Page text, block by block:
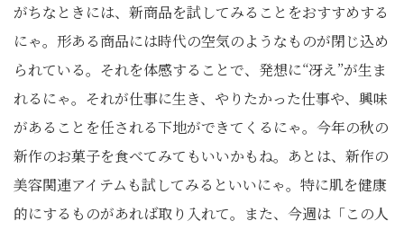
がちなときには、新商品を試してみることをおすすめする
にゃ。形ある商品には時代の空気のようなものが閉じ込め
られている。それを体感することで、発想に“冴え”が生ま
れるにゃ。それが仕事に生き、やりたかった仕事や、興味
があることを任される下地ができてくるにゃ。今年の秋の
新作のお菓子を食べてみてもいいかもね。あとは、新作の
美容関連アイテムも試してみるといいにゃ。特に肌を健康
的にするものがあれば取り入れて。また、今週は「この人